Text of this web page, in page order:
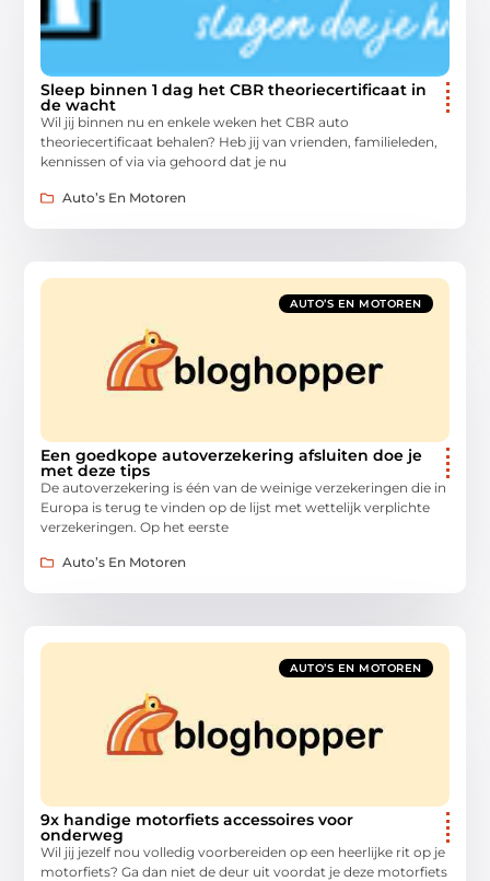
Sleep binnen 1 dag het CBR theoriecertificaat in
de wacht
Wil jij binnen nu en enkele weken het CBR auto
theoriecertificaat behalen? Heb jij van vrienden, familieleden,
kennissen of via via gehoord dat je nu
Auto’s En Motoren
AUTO’S EN MOTOREN
Een goedkope autoverzekering afsluiten doe je
met deze tips
De autoverzekering is één van de weinige verzekeringen die in
Europa is terug te vinden op de lijst met wettelijk verplichte
verzekeringen. Op het eerste
Auto’s En Motoren
AUTO’S EN MOTOREN
9x handige motorfiets accessoires voor
onderweg
Wil jij jezelf nou volledig voorbereiden op een heerlijke rit op je
motorfiets? Ga dan niet de deur uit voordat je deze motorfiets